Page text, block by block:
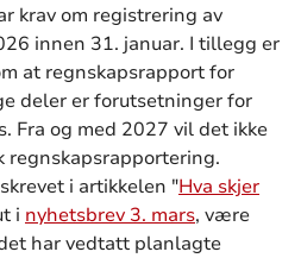
kravom registrering av
innen 31. januar. I tillegg er
at regnskapsrapport for
deler er forutsetninger for
Fra og med 2027 vil det ikke
i artikkelen "Hva skjer
i nyhetsbrev 3. mars, være
har vedtatt planlagte